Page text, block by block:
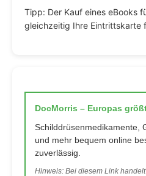
Tipp: Der Kauf eines eBooks
gleichzeitig Ihre Eintrittskarte
DocMorris – Europas
Schilddrüsenmedikamente,
und mehr bequem online
zuverlässig.
Hinweis: Bei diesem Link